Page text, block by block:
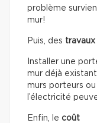
problème
mur!
Puis, des
Installer une
mur déjà
murs porteurs
l’électricité
Enfin, le coût